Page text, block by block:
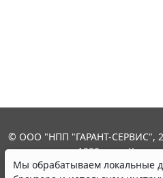
Мы обрабатываем локальные
© ООО "НПП "ГАРАНТ-СЕРВИС",
выпускается с 1990 года.
являются участниками